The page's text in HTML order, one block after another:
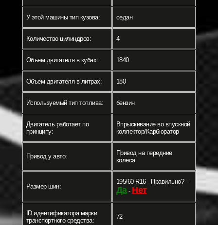
У этой машины тип кузова: седан
Количество цилиндров: 4
Объем двигателя в кубах: 1840
Объем двигателя в литрах: 180
Используемый тип топлива: бензин
Двигатель работает по
принципу:
Впрыскивание во впускной
коллектор/Карбюратор
Привод у авто:
Привод на передние
колеса
Размер шин:
195/60 R16 - Правильно? -
Да- Нет
ID идентификатора марки
транспортного средства:
72